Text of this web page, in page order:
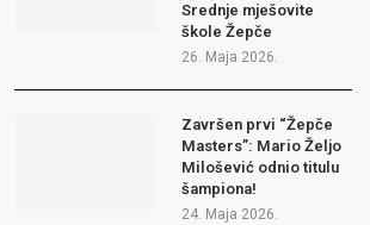
Srednje mješovite
škole Žepče
26. Maja 2026.
Završen prvi “Žepče
Masters”: Mario Željo
Milošević odnio titulu
šampiona!
24. Maja 2026.